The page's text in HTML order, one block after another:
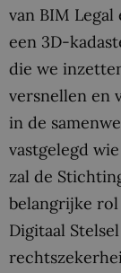
van BIM
een 3D-
die we
versnellen en
in de
vastgelegd
zal de
belangrijke
Digitaal